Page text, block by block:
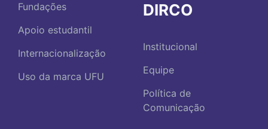
Fundações
Apoio estudantil
Internacionalização
Uso da marca UFU
DIRCO
Institucional
Equipe
Política de
Comunicação